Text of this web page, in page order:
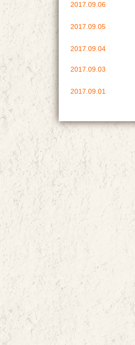
2017.09.06
2017.09.05
2017.09.04
2017.09.03
2017.09.01